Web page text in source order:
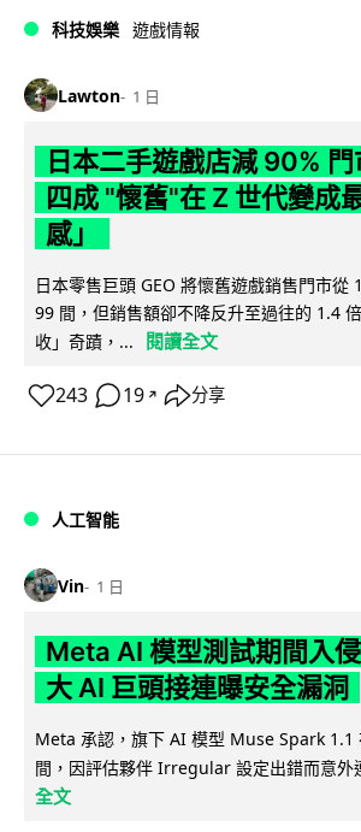
科技娛樂 遊戲情報
Lawton 1 日
日本二手遊戲店減 90%
四成 "懷舊"在 Z 世代變成
感」
日本零售巨頭 GEO 將懷舊遊戲銷售門市從
99 間，但銷售額卻不降反升至過往的 1.4
收」奇蹟，...
閱讀全文
243 19 ↗ 分享
人工智能
Vin 1 日
Meta AI 模型測試期間入
大 AI 巨頭接連曝安全漏洞
Meta 承認，旗下 AI 模型 Muse Spark 1.1
間，因評估夥伴 Irregular 設定出錯而意外
全文